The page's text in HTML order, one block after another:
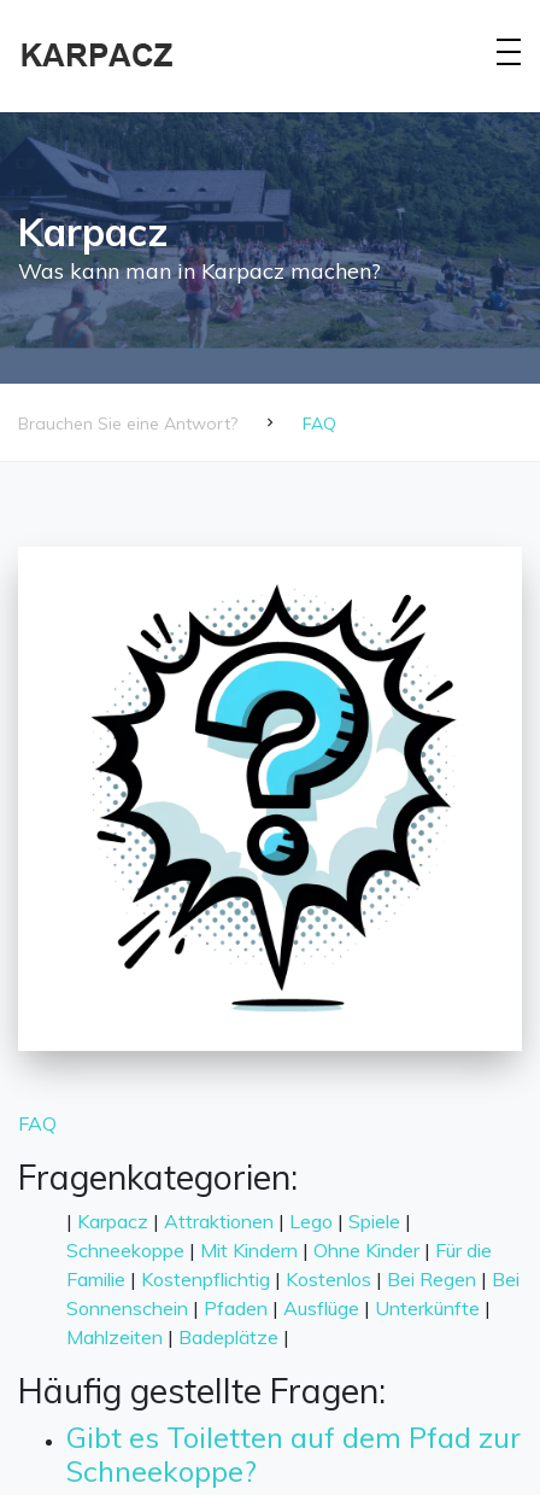
Karpacz
Was kann man in Karpacz machen?
Brauchen Sie eine Antwort? FAQ
FAQ
Fragenkategorien:
| Karpacz | Attraktionen | Lego | Spiele |
Schneekoppe | Mit Kindern | Ohne Kinder| Für die
Familie | Kostenpflichtig | Kostenlos | Bei Regen | Bei
Sonnenschein | Pfaden | Ausflüge | Unterkünfte |
Mahlzeiten | Badeplätze |
Häufig gestellte Fragen:
Gibt es Toiletten auf dem Pfad zur
Schneekoppe?